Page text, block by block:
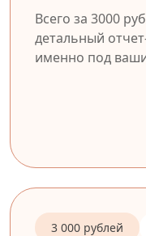
Всего за 3000
детальный
именно под
3 000 рублей